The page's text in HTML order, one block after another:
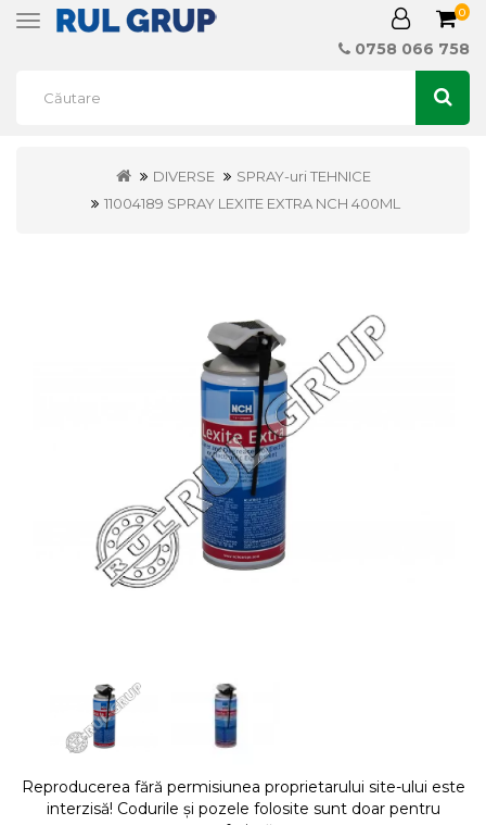
Toggle
0
0758 066 758
DIVERSE
SPRAY-uri TEHNICE
11004189 SPRAY LEXITE EXTRA NCH 400ML
Reproducerea fără permisiunea proprietarului site-ului este
interzisă! Codurile și pozele folosite sunt doar pentru